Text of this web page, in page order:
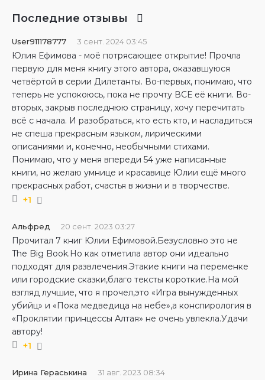
Последние отзывы
User911178777 3 сент. 2024 03:45
Юлия Ефимова - моё потрясающее открытие! Прочла
первую для меня книгу этого автора, оказавшуюся
четвёртой в серии Дилетанты. Во-первых, понимаю, что
теперь не успокоюсь, пока не прочту ВСЕ её книги. Во-
вторых, закрыв последнюю страницу, хочу перечитать
всё с начала. И разобраться, кто есть кто, и насладиться
не спеша прекрасным языком, лирическими
описаниями и, конечно, необычными стихами.
Понимаю, что у меня впереди 54 уже написанные
книги, но желаю умнице и красавице Юлии ещё много
прекрасных работ, счастья в жизни и в творчестве.
+1
Альфред 20 сент. 2023 03:27
Прочитал 7 книг Юлии Ефимовой.Безусловно это не
The Big Book.Но как отметила автор они идеально
подходят для развлечения.Этакие книги на переменке
или городские сказки,благо тексты короткие.На мой
взгляд лучшие, что я прочел,это «Игра вынужденных
убийц» и «Пока медведица на небе»,а конспирология в
«Проклятии принцессы Алтая» не очень увлекла.Удачи
автору!
+1
Ирина Гераськина 31 авг. 2023 08:34